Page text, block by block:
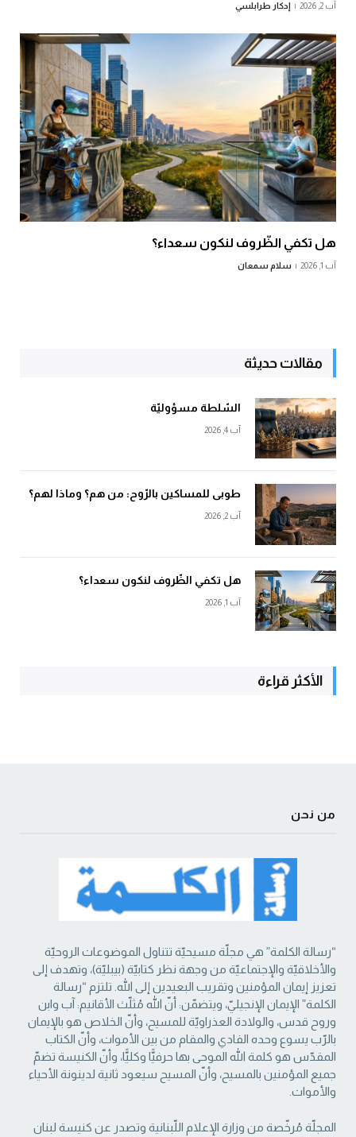
آب 2, 2026 إدكار طرابلسي
هل تكفي الظّروف لنكون سعداء؟
آب 1, 2026 سلام سمعان
مقالات حديثة
السّلطة مسؤوليّة
آب 4, 2026
طوبى للمساكين بالرّوح: من هم؟ وماذا لهم؟
آب 2, 2026
هل تكفي الظّروف لنكون سعداء؟
آب 1, 2026
الأكثر قراءة
من نحن
“رسالة الكلمة” هي مجلّة مسيحيّة تتناول الموضوعات الروحيّة
والأخلاقيّة والإجتماعيّة من ‏وجهة نظر كتابيّة (بيبليّة)، وتهدف إلى
تعزيز إيمان المؤمنين وتقريب البعيدين إلى الله. تلتزم “رسالة
‏الكلمة” الإيمان الإنجيليّ، ويتضمّن: أنّ الله مُثلّث الأقانيم: آب وابن
وروح قدس، والولادة العذراويّة ‏للمسيح، وأنّ الخلاص هو بالإيمان
بالرّب يسوع وحده الفادي والمقام من بين الأموات، وأنّ الكتاب
‏المقدّس هو كلمة الله الموحى بها حرفيًّا وكليًّا، وأنّ الكنيسة تضمّ
جميع المؤمنين بالمسيح، وأنّ المسيح ‏سيعود ثانية لدينونة الأحياء
والأموات. ‏
المجلّة مُرخّصة من وزارة الإعلام اللّبنانية وتصدر عن كنيسة لبنان